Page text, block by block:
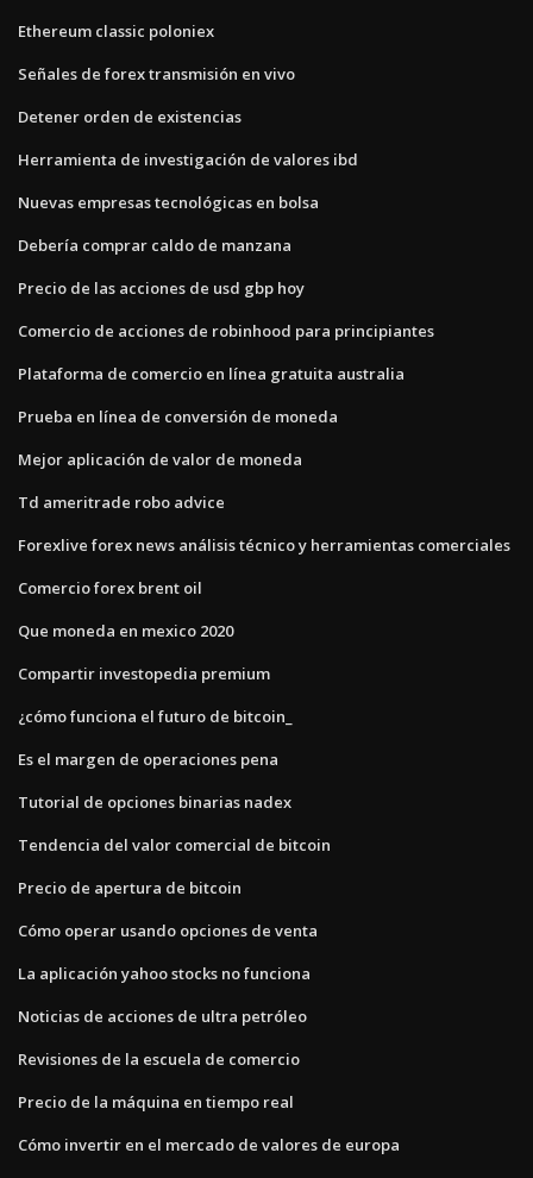
Ethereum classic poloniex
Señales de forex transmisión en vivo
Detener orden de existencias
Herramienta de investigación de valores ibd
Nuevas empresas tecnológicas en bolsa
Debería comprar caldo de manzana
Precio de las acciones de usd gbp hoy
Comercio de acciones de robinhood para principiantes
Plataforma de comercio en línea gratuita australia
Prueba en línea de conversión de moneda
Mejor aplicación de valor de moneda
Td ameritrade robo advice
Forexlive forex news análisis técnico y herramientas comerciales
Comercio forex brent oil
Que moneda en mexico 2020
Compartir investopedia premium
¿cómo funciona el futuro de bitcoin_
Es el margen de operaciones pena
Tutorial de opciones binarias nadex
Tendencia del valor comercial de bitcoin
Precio de apertura de bitcoin
Cómo operar usando opciones de venta
La aplicación yahoo stocks no funciona
Noticias de acciones de ultra petróleo
Revisiones de la escuela de comercio
Precio de la máquina en tiempo real
Cómo invertir en el mercado de valores de europa